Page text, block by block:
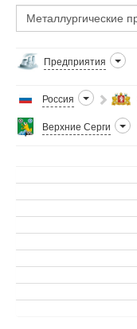
Предприятия
Россия
Верхние Серги